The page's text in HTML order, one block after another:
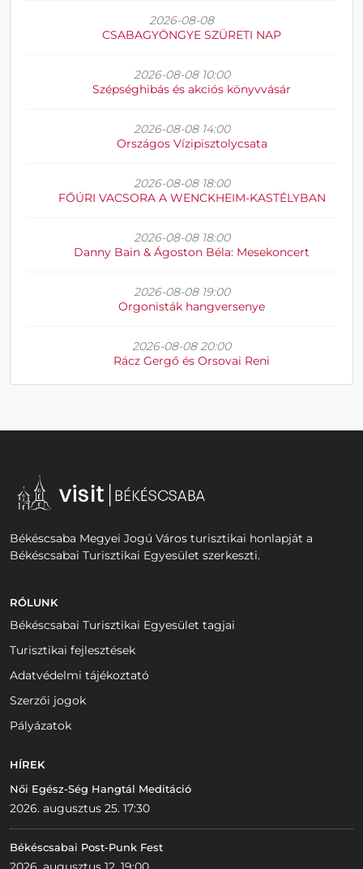
2026-08-08
CSABAGYÖNGYE SZÜRETI NAP
2026-08-08 10:00
Szépséghibás és akciós könyvvásár
2026-08-08 14:00
Országos Vízipisztolycsata
2026-08-08 18:00
FŐÚRI VACSORA A WENCKHEIM-KASTÉLYBAN
2026-08-08 18:00
Danny Bain & Ágoston Béla: Mesekoncert
2026-08-08 19:00
Orgonisták hangversenye
2026-08-08 20:00
Rácz Gergő és Orsovai Reni
Békéscsaba Megyei Jogú Város turisztikai honlapját a
Békéscsabai Turisztikai Egyesület szerkeszti.
RÓLUNK
Békéscsabai Turisztikai Egyesület tagjai
Turisztikai fejlesztések
Adatvédelmi tájékoztató
Szerzői jogok
Pályázatok
HÍREK
Női Egész-Ség Hangtál Meditáció
2026. augusztus 25. 17:30
Békéscsabai Post-Punk Fest